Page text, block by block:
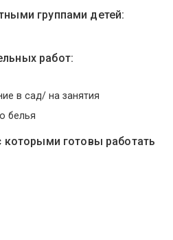
группами детей:
работ:
в сад/ на занятия
белья
которыми готовы работать